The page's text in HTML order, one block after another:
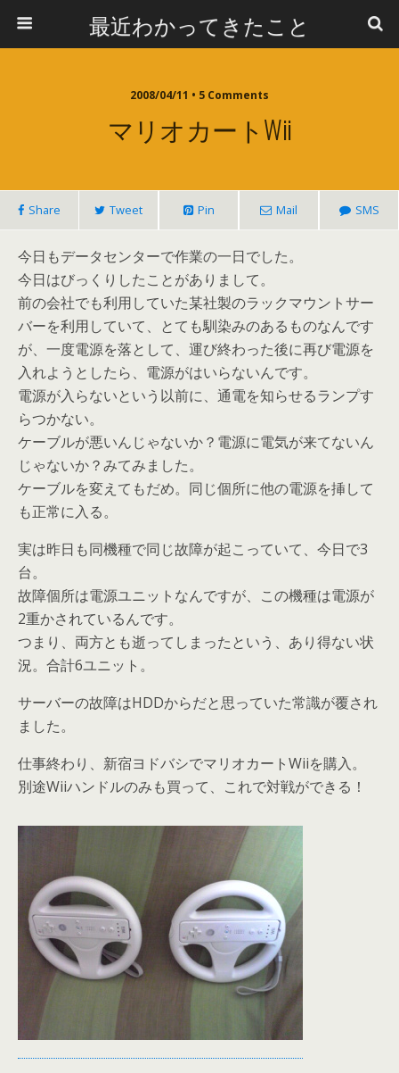
最近わかってきたこと
2008/04/11 • 5 Comments
マリオカートWii
Share Tweet Pin Mail SMS
今日もデータセンターで作業の一日でした。
今日はびっくりしたことがありまして。
前の会社でも利用していた某社製のラックマウントサー
バーを利用していて、とても馴染みのあるものなんです
が、一度電源を落として、運び終わった後に再び電源を
入れようとしたら、電源がはいらないんです。
電源が入らないという以前に、通電を知らせるランプす
らつかない。
ケーブルが悪いんじゃないか？電源に電気が来てないん
じゃないか？みてみました。
ケーブルを変えてもだめ。同じ個所に他の電源を挿して
も正常に入る。
実は昨日も同機種で同じ故障が起こっていて、今日で3
台。
故障個所は電源ユニットなんですが、この機種は電源が
2重かされているんです。
つまり、両方とも逝ってしまったという、あり得ない状
況。合計6ユニット。
サーバーの故障はHDDからだと思っていた常識が覆され
ました。
仕事終わり、新宿ヨドバシでマリオカートWiiを購入。
別途Wiiハンドルのみも買って、これで対戦ができる！